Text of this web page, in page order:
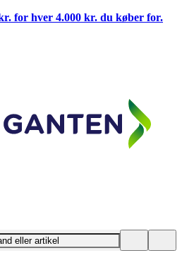
for hver 4.000 kr. du køber for.